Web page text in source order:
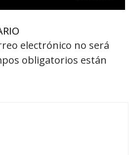
electrónico no será
obligatorios están